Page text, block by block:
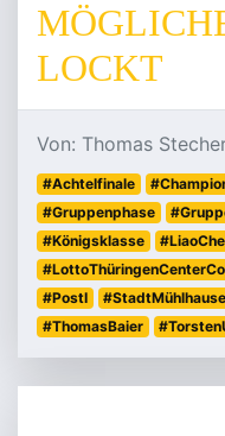
LOCKT
Von: Thomas
#Achtelfinale
#Gruppenphase
#Königsklasse
#PostI
#ThomasBaier